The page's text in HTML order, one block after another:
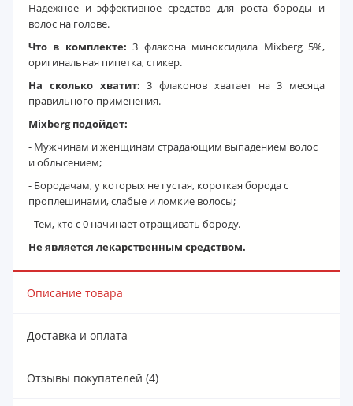
Надежное и эффективное средство для роста бороды и
волос на голове.
Что в комплекте:3 флакона миноксидила Mixberg 5%,
оригинальная пипетка, стикер.
На сколько хватит:3 флаконов хватает на 3 месяца
правильного применения.
Mixberg подойдет:
- Мужчинам и женщинам страдающим выпадением волос
и облысением;
- Бородачам, у которых не густая, короткая борода с
проплешинами, слабые и ломкие волосы;
- Тем, кто с 0 начинает отращивать бороду.
Не является лекарственным средством.
Описание товара
Доставка и оплата
Отзывы покупателей (4)